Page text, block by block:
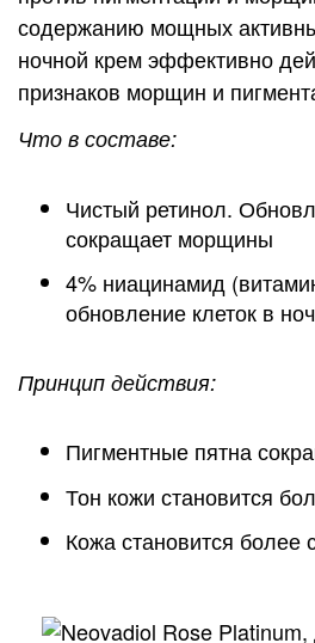
г
:
содержанию мощных
ночной крем эффективно
признаков морщин и
Что в составе:
Чистый ретинол.
сокращает морщины
4% ниацинамид
обновление клеток в
Принцип действия:
Пигментные пятна
Тон кожи становится
Кожа становится более